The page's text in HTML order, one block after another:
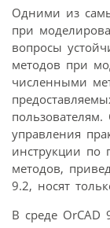
Одними из
при
вопросы
методов при
численными
пользователям.
управления
инструкции по
методов,
9.2, носят
В среде OrCAD